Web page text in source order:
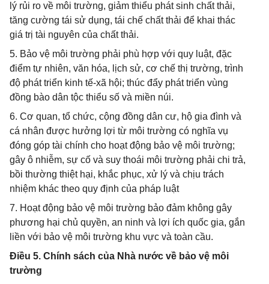
lý rủi ro về môi trường, giảm thiểu phát sinh chất thải,
tăng cường tái sử dụng, tái chế chất thải để khai thác
giá trị tài nguyên của chất thải.
5. Bảo vệ môi trường phải phù hợp với quy luật, đặc
điểm tự nhiên, văn hóa, lịch sử, cơ chế thị trường, trình
độ phát triển kinh tế-xã hội; thúc đẩy phát triển vùng
đồng bào dân tộc thiểu số và miền núi.
6. Cơ quan, tổ chức, cộng đồng dân cư, hộ gia đình và
cá nhân được hưởng lợi từ môi trường có nghĩa vụ
đóng góp tài chính cho hoạt động bảo vệ môi trường;
gây ô nhiễm, sự cố và suy thoái môi trường phải chi trả,
bồi thường thiệt hại, khắc phục, xử lý và chịu trách
nhiệm khác theo quy định của pháp luật
7. Hoạt động bảo vệ môi trường bảo đảm không gây
phương hại chủ quyền, an ninh và lợi ích quốc gia, gắn
liền với bảo vệ môi trường khu vực và toàn cầu.
Điều 5. Chính sách của Nhà nước về bảo vệ môi
trường